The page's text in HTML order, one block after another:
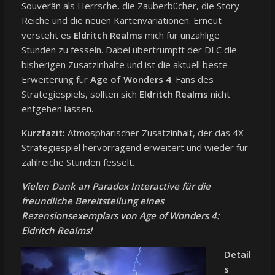
Souverän als Herrsche, die Zauberbücher, die Story-
Reiche und die neuen Kartenvariationen. Erneut
versteht es Eldritch Realms mich für unzählige
Stunden zu fesseln. Dabei übertrumpft der DLC die
bisherigen Zusatzinhalte und ist die aktuell beste
Erweiterung für Age of Wonders 4. Fans des
Strategiespiels, sollten sich Eldritch Realms nicht
entgehen lassen.
Kurzfazit: Atmosphärischer Zusatzinhalt, der das 4X-
Strategiespiel hervorragend erweitert und wieder für
zahlreiche Stunden fesselt.
Vielen Dank an Paradox Interactive für die
freundliche Bereitstellung eines
Rezensionsexemplars von Age of Wonders 4:
Eldritch Realms!
Detail
s